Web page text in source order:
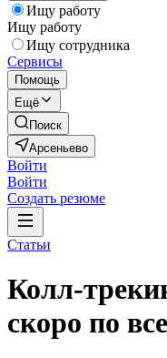
Ищу работу
Ищу работу
Ищу сотрудника
Сервисы
Помощь
Ещё
Поиск
Арсеньево
Войти
Войти
Создать резюме
Статьи
Колл-
скоро по